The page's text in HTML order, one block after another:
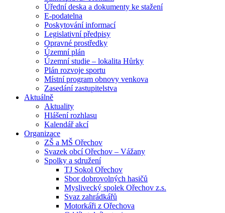
Úřední deska a dokumenty ke stažení
E-podatelna
Poskytování informací
Legislativní předpisy
Opravné prostředky
Územní plán
Územní studie – lokalita Hůrky
Plán rozvoje sportu
Místní program obnovy venkova
Zasedání zastupitelstva
Aktuálně
Aktuality
Hlášení rozhlasu
Kalendář akcí
Organizace
ZŠ a MŠ Ořechov
Svazek obcí Ořechov – Vážany
Spolky a sdružení
TJ Sokol Ořechov
Sbor dobrovolných hasičů
Myslivecký spolek Ořechov z.s.
Svaz zahrádkářů
Motorkáři z Ořechova